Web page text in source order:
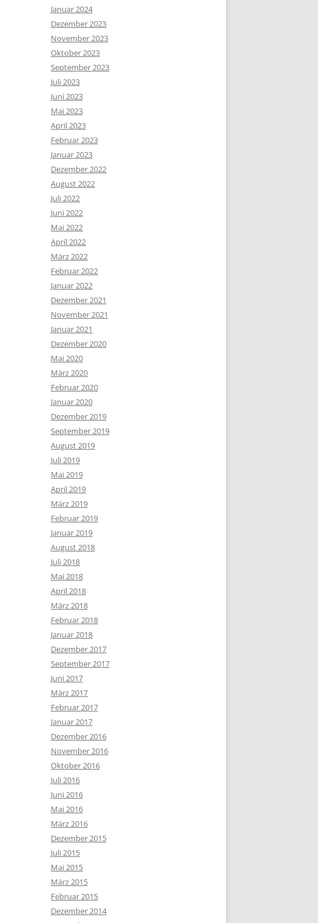
Januar 2024
Dezember 2023
November 2023
Oktober 2023
September 2023
Juli 2023
Juni 2023
Mai 2023
April 2023
Februar 2023
Januar 2023
Dezember 2022
August 2022
Juli 2022
Juni 2022
Mai 2022
April 2022
März 2022
Februar 2022
Januar 2022
Dezember 2021
November 2021
Januar 2021
Dezember 2020
Mai 2020
März 2020
Februar 2020
Januar 2020
Dezember 2019
September 2019
August 2019
Juli 2019
Mai 2019
April 2019
März 2019
Februar 2019
Januar 2019
August 2018
Juli 2018
Mai 2018
April 2018
März 2018
Februar 2018
Januar 2018
Dezember 2017
September 2017
Juni 2017
März 2017
Februar 2017
Januar 2017
Dezember 2016
November 2016
Oktober 2016
Juli 2016
Juni 2016
Mai 2016
März 2016
Dezember 2015
Juli 2015
Mai 2015
März 2015
Februar 2015
Dezember 2014